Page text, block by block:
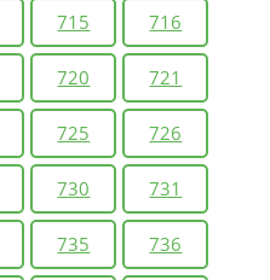
715 716
720 721
725 726
730 731
735 736